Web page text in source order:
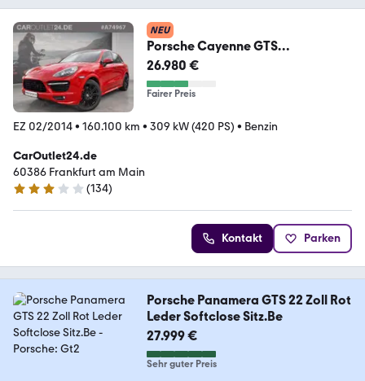
NEU
Porsche Cayenne GTS
*Pano/21Z/BOSE/Carbon/Chron
o/Standhz
26.980 €
Fairer Preis
EZ 02/2014• 160.100 km • 309 kW (420 PS) • Benzin
CarOutlet24.de
60386 Frankfurt am Main
2.9 Sterne
(134)
Kontakt Parken
Porsche Panamera GTS 22 Zoll Rot
Leder Softclose Sitz.Be
27.999 €
Sehr guter Preis